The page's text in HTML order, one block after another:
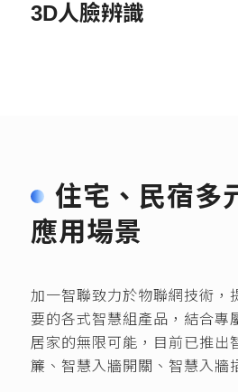
3D人臉辨識
住宅、民宿多
應用場景
加一智聯致力於物聯網技術，
要的各式智慧組產品，結合專
居家的無限可能，目前已推出
簾、智慧入牆開關、智慧入牆